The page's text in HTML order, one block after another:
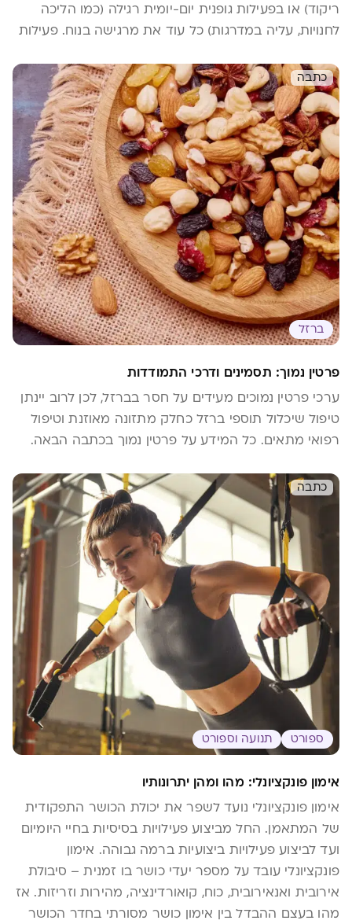
ריקוד) או בפעילות גופנית יום-יומית רגילה (כמו הליכה
לחנויות, עליה במדרגות) כל עוד את מרגישה בנוח. פעילות
נוטות לפתח פחות בעיות בהיריון, מאוחר יותר בלידה
עצמה ולאחריה.
כתבה
ברזל
פרטין נמוך: תסמינים ודרכי התמודדות
ערכי פרטין נמוכים מעידים על חסר בברזל, לכן לרוב יינתן
טיפול שיכלול תוספי ברזל כחלק מתזונה מאוזנת וטיפול
רפואי מתאים. כל המידע על פרטין נמוך בכתבה הבאה.
כתבה
ספורט תנועה וספורט
אימון פונקציונלי: מהו ומהן יתרונותיו
אימון פונקציונלי נועד לשפר את יכולת הכושר התפקודית
של המתאמן. החל מביצוע פעילויות בסיסיות בחיי היומיום
ועד לביצוע פעילויות ביצועיות ברמה גבוהה. אימון
פונקציונלי עובד על מספר יעדי כושר בו זמנית – סיבולת
אירובית ואנאירובית, כוח, קואורדינציה, מהירות וזריזות. אז
מהו בעצם ההבדל בין אימון כושר מסורתי בחדר הכושר